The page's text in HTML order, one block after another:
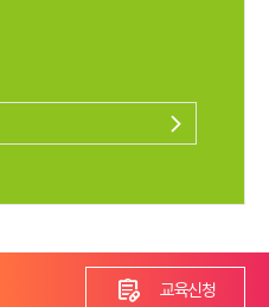
arrow_forward_ios
prescriptions 교육신청